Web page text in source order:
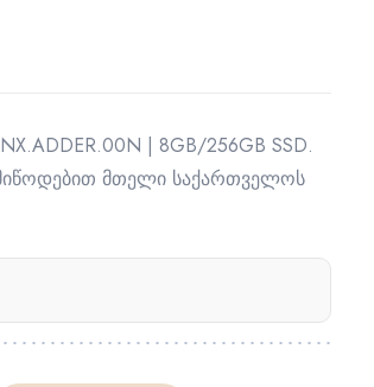
| 8GB/256GB SSD.
მთელი საქართველოს